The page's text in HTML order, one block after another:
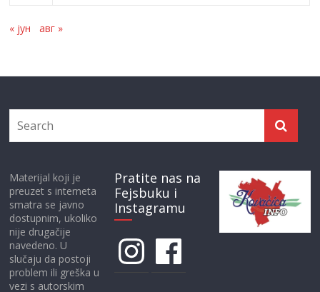
« јун авг »
Materijal koji je
preuzet s interneta
smatra se javno
dostupnim, ukoliko
nije drugačije
navedeno. U
slučaju da postoji
problem ili greška u
vezi s autorskim
Pratite nas na
Fejsbuku i
Instagramu
InstagramFacebook